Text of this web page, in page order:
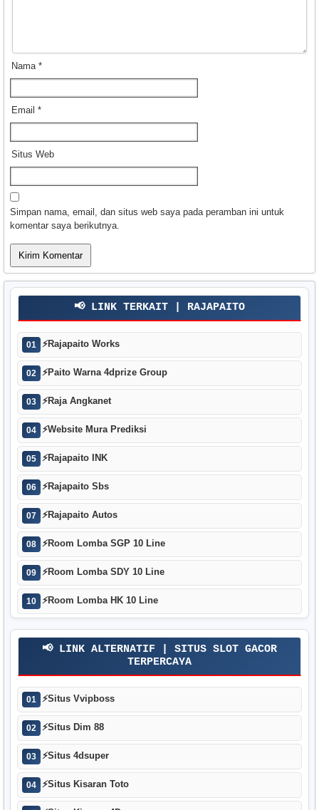
Nama *
Email *
Situs Web
Simpan nama, email, dan situs web saya pada peramban ini untuk
komentar saya berikutnya.
📢 LINK TERKAIT | RAJAPAITO
01 ⚡Rajapaito Works
02 ⚡Paito Warna 4dprize Group
03 ⚡Raja Angkanet
04 ⚡Website Mura Prediksi
05 ⚡Rajapaito INK
06 ⚡Rajapaito Sbs
07 ⚡Rajapaito Autos
08 ⚡Room Lomba SGP 10 Line
09 ⚡Room Lomba SDY 10 Line
10 ⚡Room Lomba HK 10 Line
📢 LINK ALTERNATIF | SITUS SLOT GACOR
TERPERCAYA
01 ⚡Situs Vvipboss
02 ⚡Situs Dim 88
03 ⚡Situs 4dsuper
04 ⚡Situs Kisaran Toto